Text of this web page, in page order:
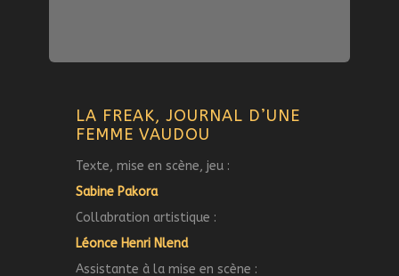
LA FREAK, JOURNAL D’UNE
FEMME VAUDOU
Texte, mise en scène, jeu :
Sabine Pakora
Collabration artistique :
Léonce Henri Nlend
Assistante à la mise en scène :